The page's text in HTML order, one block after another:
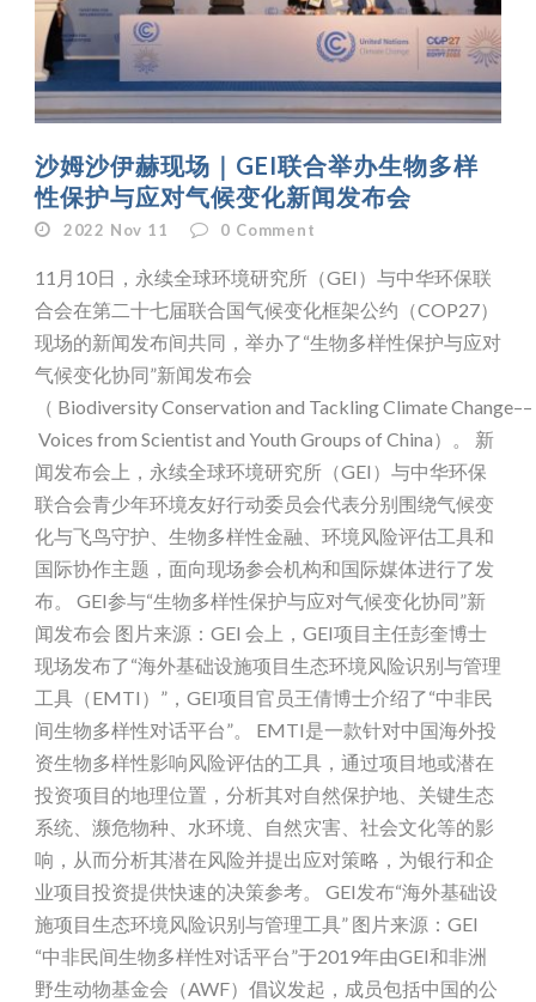
沙姆沙伊赫现场｜GEI联合举办生物多样
性保护与应对气候变化新闻发布会
2022 Nov 11 0 Comment
11月10日，永续全球环境研究所（GEI）与中华环保联
合会在第二十七届联合国气候变化框架公约（COP27）
现场的新闻发布间共同，举办了“生物多样性保护与应对
气候变化协同”新闻发布会
（ Biodiversity Conservation and Tackling Climate Change––
Voices from Scientist and Youth Groups of China）。 新
闻发布会上，永续全球环境研究所（GEI）与中华环保
联合会青少年环境友好行动委员会代表分别围绕气候变
化与飞鸟守护、生物多样性金融、环境风险评估工具和
国际协作主题，面向现场参会机构和国际媒体进行了发
布。 GEI参与“生物多样性保护与应对气候变化协同”新
闻发布会 图片来源：GEI 会上，GEI项目主任彭奎博士
现场发布了“海外基础设施项目生态环境风险识别与管理
工具（EMTI）”，GEI项目官员王倩博士介绍了“中非民
间生物多样性对话平台”。 EMTI是一款针对中国海外投
资生物多样性影响风险评估的工具，通过项目地或潜在
投资项目的地理位置，分析其对自然保护地、关键生态
系统、濒危物种、水环境、自然灾害、社会文化等的影
响，从而分析其潜在风险并提出应对策略，为银行和企
业项目投资提供快速的决策参考。 GEI发布“海外基础设
施项目生态环境风险识别与管理工具” 图片来源：GEI
“中非民间生物多样性对话平台”于2019年由GEI和非洲
野生动物基金会（AWF）倡议发起，成员包括中国的公